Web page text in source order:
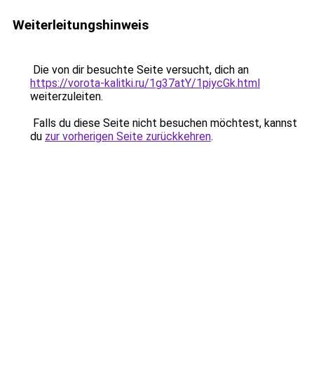
Weiterleitungshinweis
Die von dir besuchte Seite versucht, dich an
https://vorota-kalitki.ru/1g37atY/1piycGk.html
weiterzuleiten.
Falls du diese Seite nicht besuchen möchtest, kannst
du zur vorherigen Seite zurückkehren.